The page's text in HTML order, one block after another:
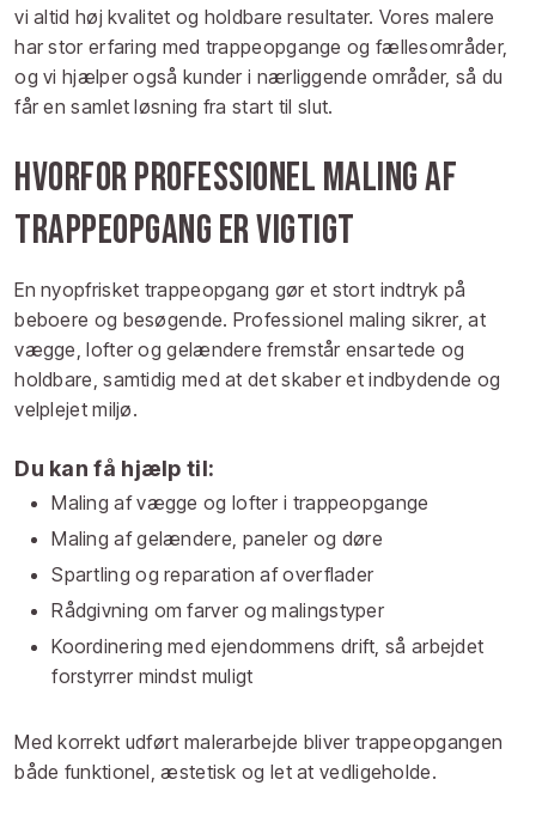
vi altid høj kvalitet og holdbare resultater. Vores malere
har stor erfaring med trappeopgange og fællesområder,
og vi hjælper også kunder i nærliggende områder, så du
får en samlet løsning fra start til slut.
Hvorfor professionel maling af
trappeopgang er vigtigt
En nyopfrisket trappeopgang gør et stort indtryk på
beboere og besøgende. Professionel maling sikrer, at
vægge, lofter og gelændere fremstår ensartede og
holdbare, samtidig med at det skaber et indbydende og
velplejet miljø.
Du kan få hjælp til:
Maling af vægge og lofter i trappeopgange
Maling af gelændere, paneler og døre
Spartling og reparation af overflader
Rådgivning om farver og malingstyper
Koordinering med ejendommens drift, så arbejdet
forstyrrer mindst muligt
Med korrekt udført malerarbejde bliver trappeopgangen
både funktionel, æstetisk og let at vedligeholde.